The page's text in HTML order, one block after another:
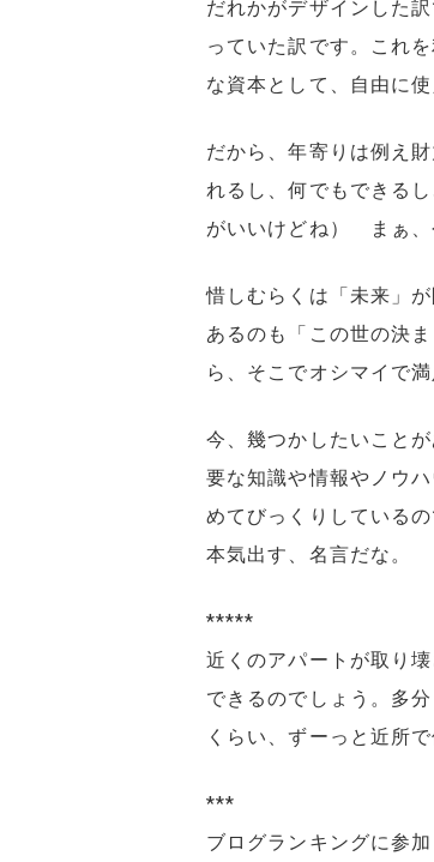
だれかがデザインした
っていた訳です。これ
な資本として、自由に
だから、年寄りは例え
れるし、何でもできる
がいいけどね） まぁ、
惜しむらくは「未来」
あるのも「この世の決
ら、そこでオシマイで満
今、幾つかしたいこと
要な知識や情報やノウ
めてびっくりしている
本気出す、名言だな。
*****
近くのアパートが取り
できるのでしょう。多
くらい、ずーっと近所
***
ブログランキングに参